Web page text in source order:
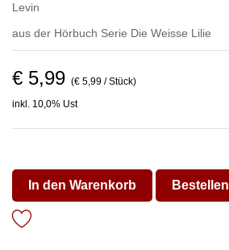
Levin
aus der Hörbuch Serie Die Weisse Lilie
€ 5,99 (€ 5,99 / Stück)
inkl. 10,0% Ust
In den Warenkorb Bestellen